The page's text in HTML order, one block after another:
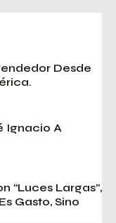
Desde
Ignacio A
“luces Largas”,
Gasto, Sino